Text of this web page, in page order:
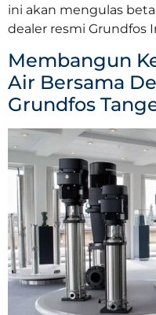
ini akan mengulas
dealer resmi Grundfos
Membangun
Air Bersama
Grundfos